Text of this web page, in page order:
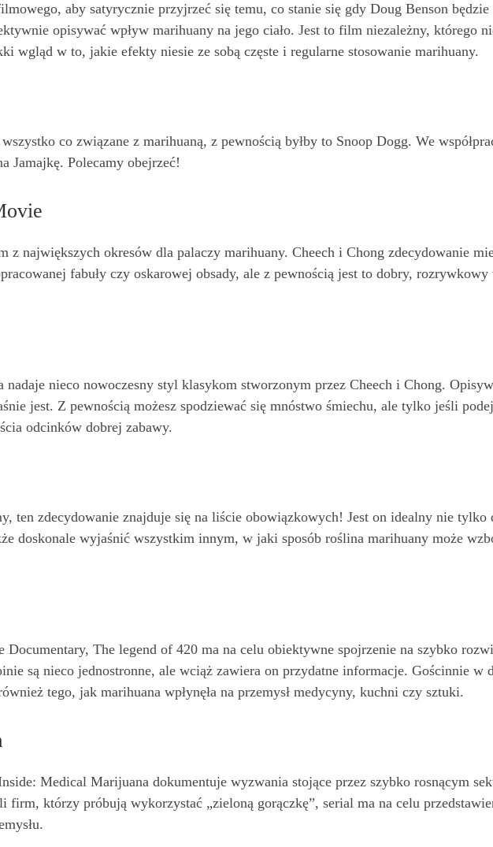
aby satyrycznie przyjrzeć się temu, co stanie się gdy Doug Benson będzie
opisywać wpływ marihuany na jego ciało. Jest to film niezależny, którego
wgląd w to, jakie efekty niesie ze sobą częste i regularne stosowanie marihuany.
co związane z marihuaną, z pewnością byłby to Snoop Dogg. We
Jamajkę. Polecamy obejrzeć!
z największych okresów dla palaczy marihuany. Cheech i Chong zdecydowanie
fabuły czy oskarowej obsady, ale z pewnością jest to dobry,
nieco nowoczesny styl klasykom stworzonym przez Cheech i Chong.
jest. Z pewnością możesz spodziewać się mnóstwo śmiechu, ale tylko jeśli
odcinków dobrej zabawy.
ten zdecydowanie znajduje się na liście obowiązkowych! Jest on idealny nie tylko
doskonale wyjaśnić wszystkim innym, w jaki sposób roślina marihuany może
The legend of 420 ma na celu obiektywne spojrzenie na szybko
są nieco jednostronne, ale wciąż zawiera on przydatne informacje. Gościnnie w
tego, jak marihuana wpłynęła na przemysł medycyny, kuchni czy sztuki.
Medical Marijuana dokumentuje wyzwania stojące przez szybko rosnącym
firm, którzy próbują wykorzystać „zieloną gorączkę”, serial ma na celu